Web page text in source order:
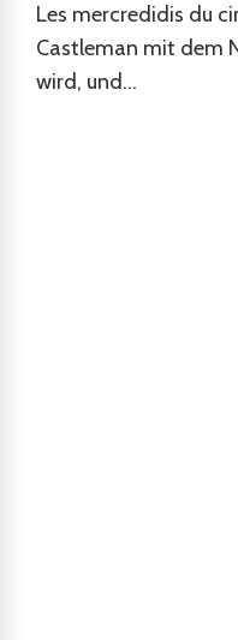
Les mercredidis du
Castleman mit dem
wird, und...